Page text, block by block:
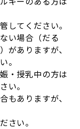
してください。
い場合（だる
がありますが、
。
・授乳中の方は
い。
もありますが、
さい。